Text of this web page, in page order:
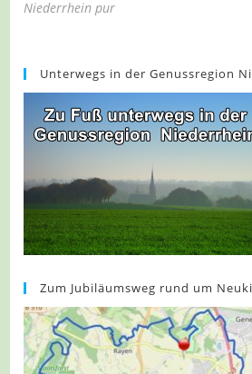
Niederrhein pur
Unterwegs in der Genussregion
Zum Jubiläumsweg rund um